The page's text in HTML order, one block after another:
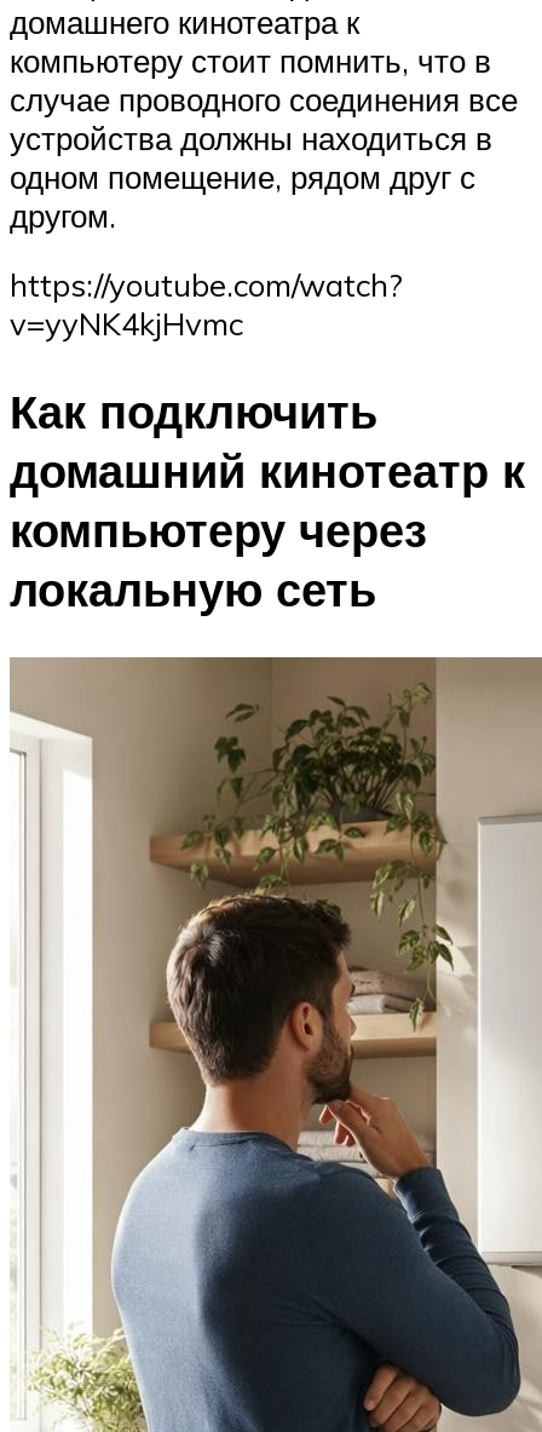
домашнего кинотеатра к
компьютеру стоит помнить, что в
случае проводного соединения все
устройства должны находиться в
одном помещение, рядом друг с
другом.
https://youtube.com/watch?
v=yyNK4kjHvmc
Как подключить
домашний кинотеатр к
компьютеру через
локальную сеть